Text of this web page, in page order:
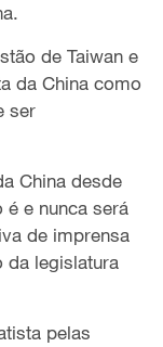
de Taiwan e
da China como
ser
China desde
e nunca será
de imprensa
da legislatura
pelas